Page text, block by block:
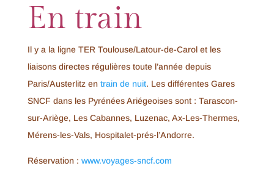
En train
Il y a la ligne TER Toulouse/Latour-de-Carol et les
liaisons directes régulières toute l’année depuis
Paris/Austerlitz en train de nuit. Les différentes Gares
SNCF dans les Pyrénées Ariégeoises sont : Tarascon-
sur-Ariège, Les Cabannes, Luzenac, Ax-Les-Thermes,
Mérens-les-Vals, Hospitalet-prés-l’Andorre.
Réservation : www.voyages-sncf.com